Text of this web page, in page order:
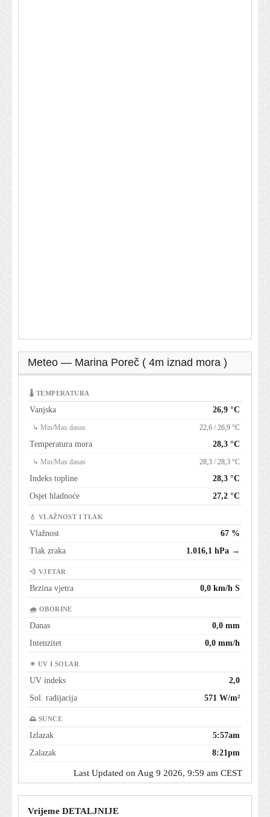
Meteo — Marina Poreč ( 4m iznad mora )
🌡 TEMPERATURA
Vanjska 26,9 °C
↳ Min/Max danas 22,6 / 26,9 °C
Temperatura mora 28,3 °C
↳ Min/Max danas 28,3 / 28,3 °C
Indeks topline
28,3 °C
Osjet hladnoće
27,2 °C
💧 VLAŽNOST I TLAK
Vlažnost
67 %
Tlak zraka
1.016,1 hPa →
💨 VJETAR
Brzina vjetra 0,0 km/h S
🌧 OBORINE
Danas
0,0 mm
Intenzitet
0,0 mm/h
☀ UV I SOLAR
UV indeks
2,0
Sol. radijacija
571 W/m²
🌅 SUNCE
Izlazak
5:57am
Zalazak
8:21pm
Last Updated on Aug 9 2026, 9:59 am CEST
Vrijeme DETALJNIJE